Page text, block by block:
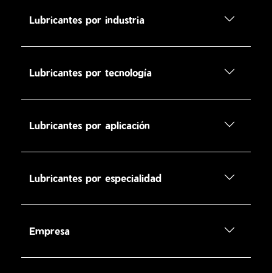
Lubricantes por industria
Lubricantes por tecnología
Lubricantes por aplicación
Lubricantes por especialidad
Empresa